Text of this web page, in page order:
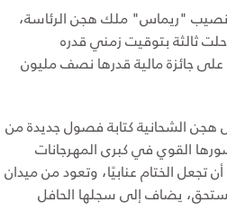
نصيب "ريماس" ملك هجن الرئاسة،
ثالثة بتوقيت زمني قدره
على جائزة مالية قدرها نصف مليون
هجن الشحانية كتابة فصول جديدة من
القوي في كبرى المهرجانات
تجعل الختام عنابيًا، وتعود من ميدان
يضاف إلى سجلها الحافل